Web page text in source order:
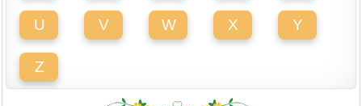
U V W X Y
Z